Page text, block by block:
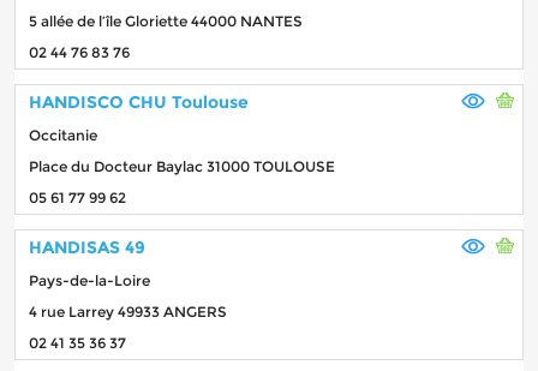
5 allée de l’île Gloriette 44000 NANTES
02 44 76 83 76
HANDISCO CHU Toulouse
Occitanie
Place du Docteur Baylac 31000 TOULOUSE
05 61 77 99 62
HANDISAS 49
Pays-de-la-Loire
4 rue Larrey 49933 ANGERS
02 41 35 36 37